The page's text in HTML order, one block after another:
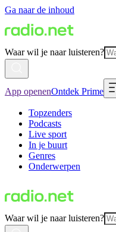
Ga naar de inhoud
Waar wil je naar luisteren?
App openenOntdek Prime
Topzenders
Podcasts
Live sport
In je buurt
Genres
Onderwerpen
Waar wil je naar luisteren?